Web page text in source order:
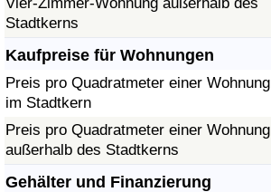
Vier-Zimmer-Wohnung außerhalb des
Stadtkerns
Kaufpreise für Wohnungen
Preis pro Quadratmeter einer Wohnung
im Stadtkern
Preis pro Quadratmeter einer Wohnung
außerhalb des Stadtkerns
Gehälter und Finanzierung